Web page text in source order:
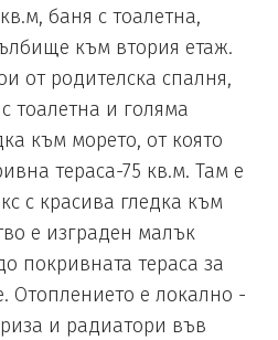
баня с тоалетна,
към втория етаж.
от родителска спалня,
тоалетна и голяма
към морето, от която
тераса-75 кв.м. Там е
с красива гледка към
е изграден малък
покривната тераса за
Отоплението е локално -
и радиатори във